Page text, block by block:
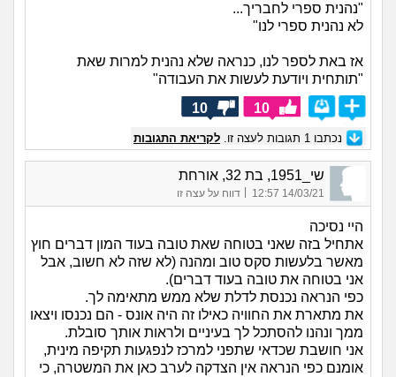
"נהנית ספרי לחבריך...
לא נהנית ספרי לנו"
אז באת לספר לנו, כנראה שלא נהנית למרות שאת
"תותחית ויודעת לעשות את העבודה"
10
10
נכתבו 1 תגובות לעצה זו. לקריאת התגובות
שי_1951, בת 32, אורחת
14/03/21 12:57 דווח על עצה זו
היי נסיכה
אתחיל בזה שאני בטוחה שאת טובה בעוד המון דברים חוץ
מאשר בלעשות סקס טוב ומהנה (לא שזה לא חשוב, אבל
אני בטוחה את טובה בעוד דברים).
כפי הנראה נכנסת לדלת שלא ממש מתאימה לך.
את מתארת את החוויה כאילו זה היה אונס - הם נכנסו ויצאו
ממך ונהנו להסתכל לך בעיניים ולראות אותך סובלת.
אני חושבת שכדאי שתפני למרכז לנפגעות תקיפה מינית,
אומנם כפי הנראה אין הצדקה לערב כאן את המשטרה, כי